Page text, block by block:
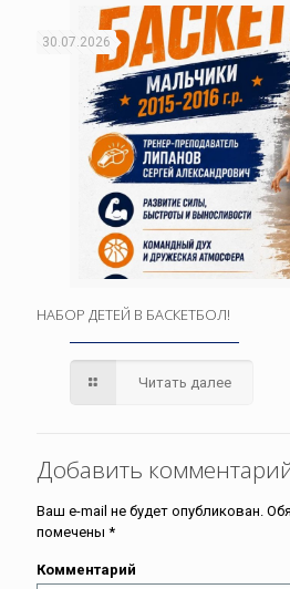
30.07.2026
НАБОР ДЕТЕЙ В БАСКЕТБОЛ!
Читать далее
Добавить
Ваш e-mail не будет опубликован.
помечены *
Комментарий